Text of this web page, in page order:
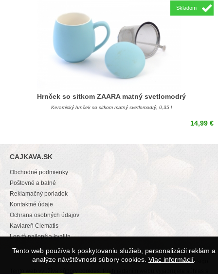
Tento web používa k poskytovaniu služieb, personalizácii reklám a
analýze návštěvnosti súbory cookies. Viac informácií
Skladom
Hrnček so sitkom ZAARA matný svetlomodrý
Keramický hrnček so sitkom matný svetlomodrý, 0,35 l
14,99 €
CAJKAVA.SK
Obchodné podmienky
Poštovné a balné
Reklamačný poriadok
Kontaktné údaje
Ochrana osobných údajov
Kaviareň Clematis
Len tá najlepšia kvalita
© 2017CajKava.SK|Všeobecné vyhlásenie| Created byOrsigo